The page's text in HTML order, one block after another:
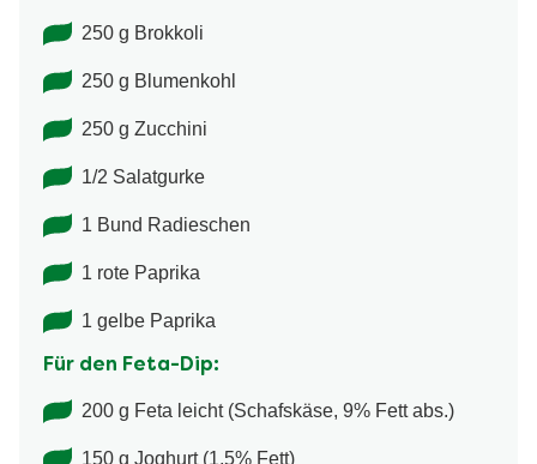
250 g Brokkoli
250 g Blumenkohl
250 g Zucchini
1/2 Salatgurke
1 Bund Radieschen
1 rote Paprika
1 gelbe Paprika
Für den Feta-Dip:
200 g Feta leicht (Schafskäse, 9% Fett abs.)
150 g Joghurt (1,5% Fett)